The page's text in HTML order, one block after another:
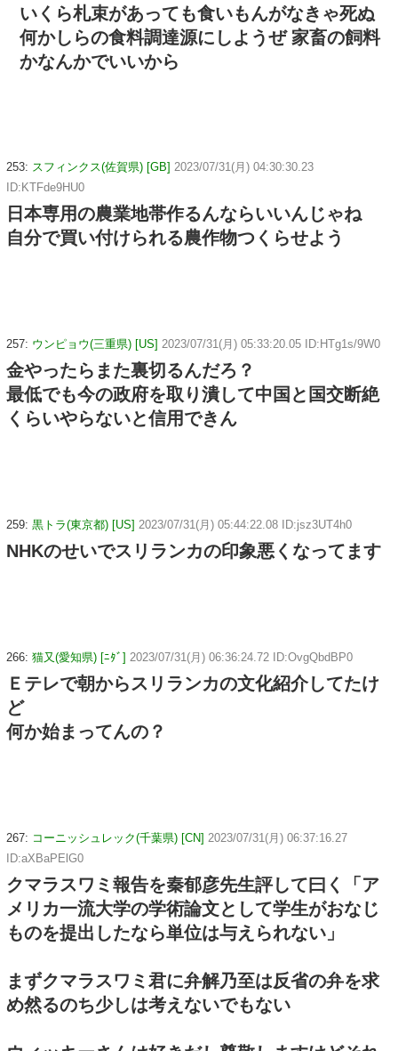
いくら札束があっても食いもんがなきゃ死ぬ
何かしらの食料調達源にしようぜ 家畜の飼料
かなんかでいいから
253: スフィンクス(佐賀県) [GB] 2023/07/31(月) 04:30:30.23
ID:KTFde9HU0
日本専用の農業地帯作るんならいいんじゃね
自分で買い付けられる農作物つくらせよう
257: ウンピョウ(三重県) [US] 2023/07/31(月) 05:33:20.05 ID:HTg1s/9W0
金やったらまた裏切るんだろ？
最低でも今の政府を取り潰して中国と国交断絶
くらいやらないと信用できん
259: 黒トラ(東京都) [US] 2023/07/31(月) 05:44:22.08 ID:jsz3UT4h0
NHKのせいでスリランカの印象悪くなってます
266: 猫又(愛知県) [ﾆﾀﾞ] 2023/07/31(月) 06:36:24.72 ID:OvgQbdBP0
Ｅテレで朝からスリランカの文化紹介してたけ
ど
何か始まってんの？
267: コーニッシュレック(千葉県) [CN] 2023/07/31(月) 06:37:16.27
ID:aXBaPElG0
クマラスワミ報告を秦郁彦先生評して曰く「ア
メリカ一流大学の学術論文として学生がおなじ
ものを提出したなら単位は与えられない」
まずクマラスワミ君に弁解乃至は反省の弁を求
め然るのち少しは考えないでもない